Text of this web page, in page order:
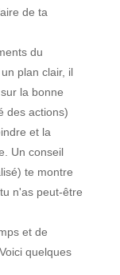
de ta
du
plan clair, il
la bonne
des actions)
et la
Un conseil
te montre
n'as peut-être
et de
quelques